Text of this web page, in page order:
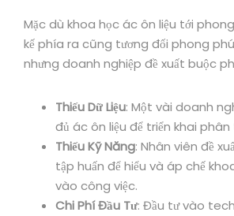
Mặc dù khoa học ác ôn liệu tới
kế phía ra cũng tương đối phong
nhưng doanh nghiệp đề xuất buộc
Thiếu Dữ Liệu: Một vài doanh
đủ ác ôn liệu để triển khai
Thiếu Kỹ Năng: Nhân viên đề
tập huấn để hiểu và áp chế
vào công việc.
Chi Phí Đầu Tư: Đầu tư vào